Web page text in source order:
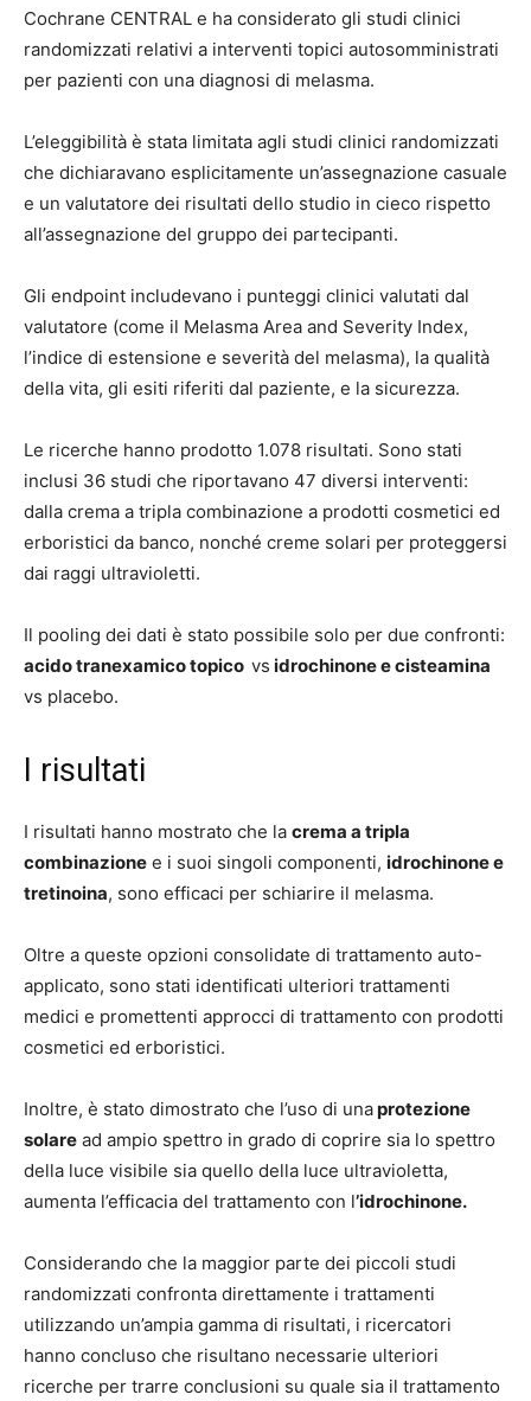
Cochrane CENTRAL e ha considerato gli studi clinici
randomizzati relativi a interventi topici autosomministrati
per pazienti con una diagnosi di melasma.
L’eleggibilità è stata limitata agli studi clinici randomizzati
che dichiaravano esplicitamente un’assegnazione casuale
e un valutatore dei risultati dello studio in cieco rispetto
all’assegnazione del gruppo dei partecipanti.
Gli endpoint includevano i punteggi clinici valutati dal
valutatore (come il Melasma Area and Severity Index,
l’indice di estensione e severità del melasma), la qualità
della vita, gli esiti riferiti dal paziente, e la sicurezza.
Le ricerche hanno prodotto 1.078 risultati. Sono stati
inclusi 36 studi che riportavano 47 diversi interventi:
dalla crema a tripla combinazione a prodotti cosmetici ed
erboristici da banco, nonché creme solari per proteggersi
dai raggi ultravioletti.
Il pooling dei dati è stato possibile solo per due confronti:
acido tranexamico topico vs idrochinone e cisteamina
vs placebo.
I risultati
I risultati hanno mostrato che la crema a tripla
combinazione e i suoi singoli componenti, idrochinone e
tretinoina, sono efficaci per schiarire il melasma.
Oltre a queste opzioni consolidate di trattamento auto-
applicato, sono stati identificati ulteriori trattamenti
medici e promettenti approcci di trattamento con prodotti
cosmetici ed erboristici.
Inoltre, è stato dimostrato che l’uso di unaprotezione
solare ad ampio spettro in grado di coprire sia lo spettro
della luce visibile sia quello della luce ultravioletta,
aumenta l’efficacia del trattamento con l’idrochinone.
Considerando che la maggior parte dei piccoli studi
randomizzati confronta direttamente i trattamenti
utilizzando un’ampia gamma di risultati, i ricercatori
hanno concluso che risultano necessarie ulteriori
ricerche per trarre conclusioni su quale sia il trattamento